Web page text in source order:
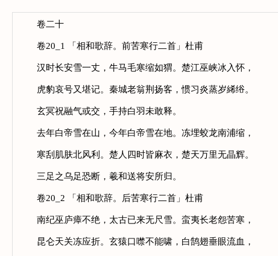
卷二十
卷20_1 「相和歌辞。前苦寒行二首」杜甫
汉时长安雪一丈，牛马毛寒缩如猬。楚江巫峡冰入怀，
虎豹哀号又堪记。秦城老翁荆扬客，惯习炎蒸岁絺绤。
玄冥祝融气或交，手持白羽未敢释。
去年白帝雪在山，今年白帝雪在地。冻埋蛟龙南浦缩，
寒刮肌肤北风利。楚人四时皆麻衣，楚天万里无晶辉。
三足之乌足恐断，羲和送将安所归。
卷20_2 「相和歌辞。后苦寒行二首」杜甫
南纪巫庐瘴不绝，太古已来无尺雪。蛮夷长老怨苦寒，
昆仑天关冻应折。玄猿口噤不能啸，白鹄翅垂眼流血，